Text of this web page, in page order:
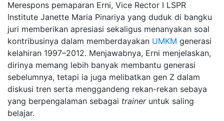
Merespons pemaparan Erni, Vice Rector I LSPR
Institute Janette Maria Pinariya yang duduk di bangku
juri memberikan apresiasi sekaligus menanyakan soal
kontribusinya dalam memberdayakan UMKM generasi
kelahiran 1997–2012. Menjawabnya, Erni menjelaskan,
dirinya memang lebih banyak membantu generasi
sebelumnya, tetapi ia juga melibatkan gen Z dalam
diskusi tren serta menggandeng rekan-rekan sebaya
yang berpengalaman sebagai traineruntuk saling
belajar.